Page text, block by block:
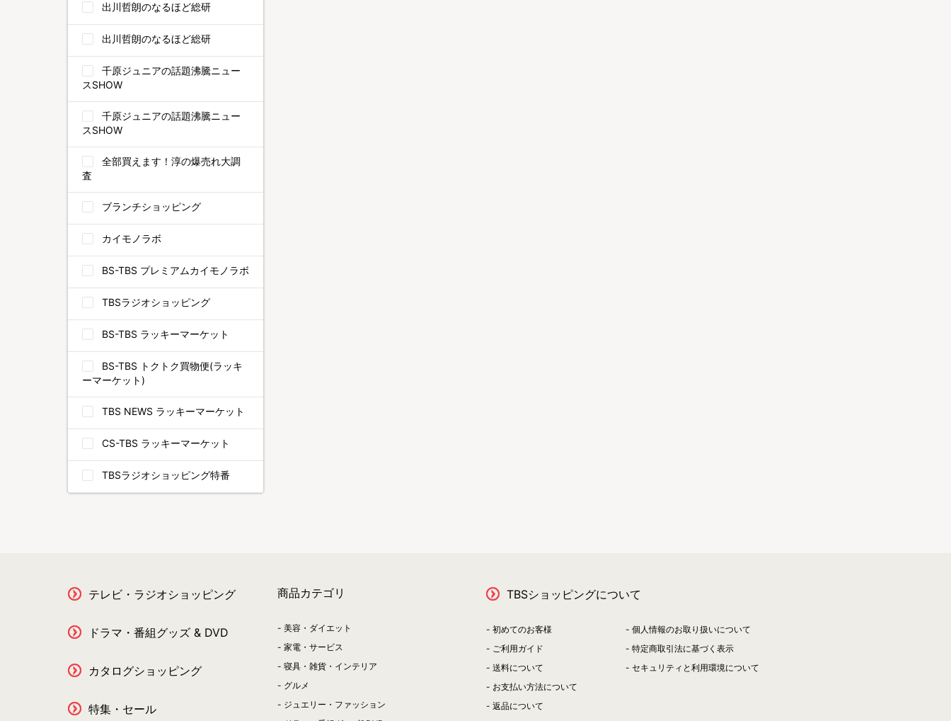
出川哲朗のなるほど総研
出川哲朗のなるほど総研
千原ジュニアの話題沸騰ニュー
スSHOW
千原ジュニアの話題沸騰ニュー
スSHOW
全部買えます！淳の爆売れ大調
査
ブランチショッピング
カイモノラボ
BS-TBS プレミアムカイモノラボ
TBSラジオショッピング
BS-TBS ラッキーマーケット
BS-TBS トクトク買物便(ラッキ
ーマーケット)
TBS NEWS ラッキーマーケット
CS-TBS ラッキーマーケット
TBSラジオショッピング特番
テレビ・ラジオショッピング
ドラマ・番組グッズ & DVD
カタログショッピング
特集・セール
商品カテゴリ
美容・ダイエット
家電・サービス
寝具・雑貨・インテリア
グルメ
ジュエリー・ファッション
TBSショッピングについて
初めてのお客様
ご利用ガイド
送料について
お支払い方法について
返品について
個人情報のお取り扱いについて
特定商取引法に基づく表示
セキュリティと利用環境について